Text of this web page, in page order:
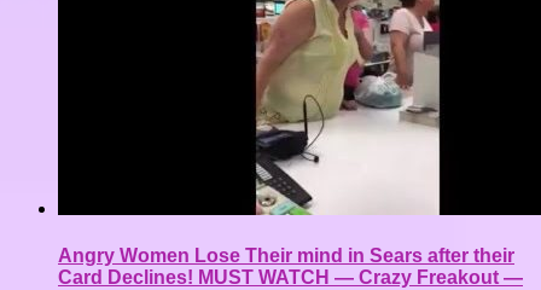
Angry Women Lose Their mind in Sears after their
Card Declines! MUST WATCH — Crazy Freakout —